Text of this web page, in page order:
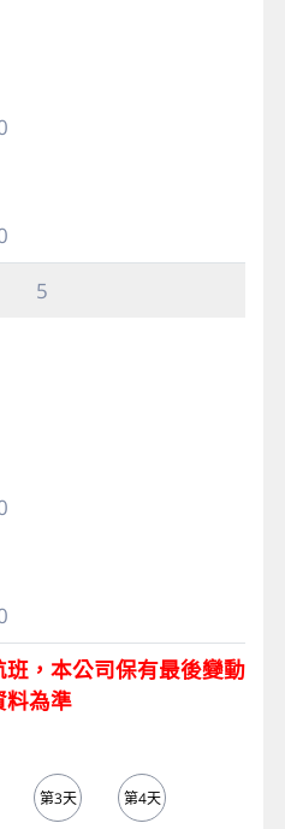
5
，本公司保有最後變動
料為準
第3天 第4天